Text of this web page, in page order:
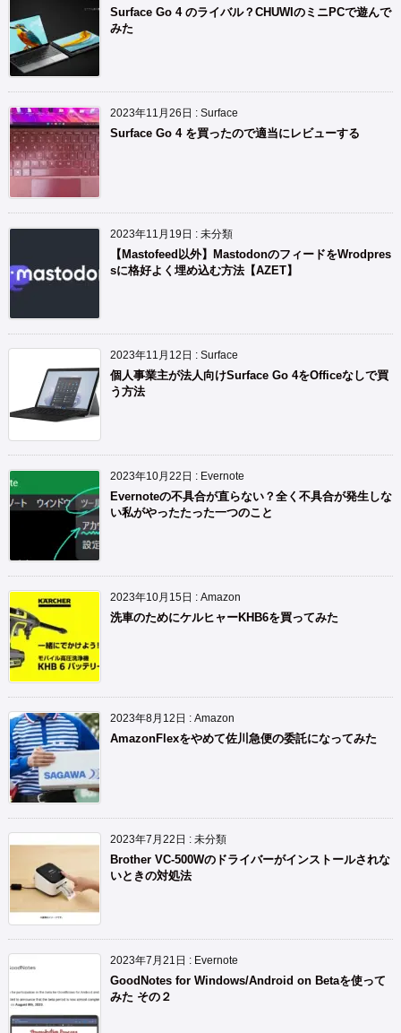
Surface Go 4 のライバル？CHUWIのミニPCで遊んで
みた
2023年11月26日 : Surface
Surface Go 4 を買ったので適当にレビューする
2023年11月19日 : 未分類
【Mastofeed以外】MastodonのフィードをWrodpres
sに格好よく埋め込む方法【AZET】
2023年11月12日 : Surface
個人事業主が法人向けSurface Go 4をOfficeなしで買
う方法
2023年10月22日 : Evernote
Evernoteの不具合が直らない？全く不具合が発生しな
い私がやったたった一つのこと
2023年10月15日 : Amazon
洗車のためにケルヒャーKHB6を買ってみた
2023年8月12日 : Amazon
AmazonFlexをやめて佐川急便の委託になってみた
2023年7月22日 : 未分類
Brother VC-500Wのドライバーがインストールされな
いときの対処法
2023年7月21日 : Evernote
GoodNotes for Windows/Android on Betaを使って
みた その２